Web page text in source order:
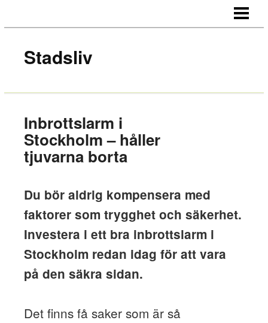
KONTAKT
Stadsliv
Inbrottslarm i
Stockholm – håller
tjuvarna borta
Du bör aldrig kompensera med
faktorer som trygghet och säkerhet.
Investera i ett bra inbrottslarm i
Stockholm redan idag för att vara
på den säkra sidan.
Det finns få saker som är så